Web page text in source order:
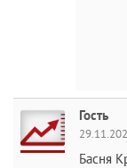
Гость
Басня